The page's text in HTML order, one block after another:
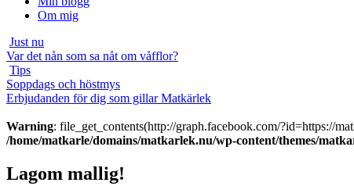
Om mig
Just nu
Var det nån som sa nåt om våfflor?
Tips
Soppdags och höstmys
Erbjudanden för dig som gillar Matkärlek
Warning: file_get_contents(http://graph.facebook.com/?id=https://
/home/matkarle/domains/matkarlek.nu/wp-content/themes/
Lagom mallig!